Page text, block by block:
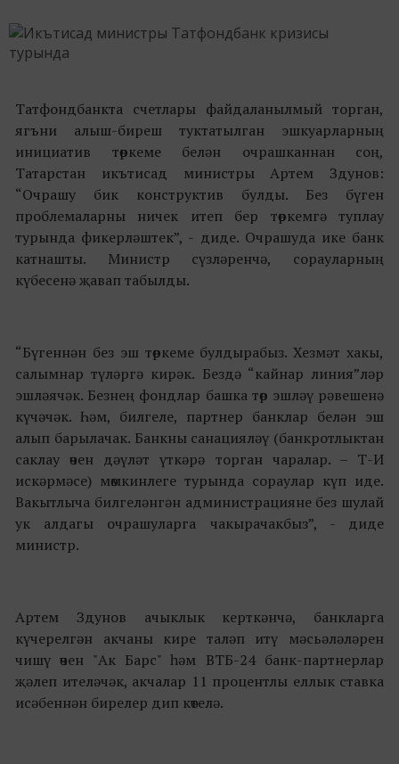
Татфондбанкта счетлары файдаланылмый торган,
ягъни алыш-биреш туктатылган эшкуарларның
инициатив төркеме белән очрашканнан соң,
Татарстан икътисад министры Артем Здунов:
“Очрашу бик конструктив булды. Без бүген
проблемаларны ничек итеп бер төркемгә туплау
турында фикерләштек”, - диде. Очрашуда ике банк
катнашты. Министр сүзләренчә, сорауларның
күбесенә җавап табылды.
“Бүгеннән без эш төркеме булдырабыз. Хезмәт хакы,
салымнар түләргә кирәк. Бездә “кайнар линия”ләр
эшләячәк. Безнең фондлар башка төр эшләү рәвешенә
күчәчәк. Һәм, билгеле, партнер банклар белән эш
алып барылачак. Банкны санацияләү (банкротлыктан
саклау өчен дәүләт үткәрә торган чаралар. – Т-И
искәрмәсе) мөмкинлеге турында сораулар күп иде.
Вакытлыча билгеләнгән администрацияне без шулай
ук алдагы очрашуларга чакырачакбыз”, - диде
министр.
Артем Здунов ачыклык керткәнчә, банкларга
күчерелгән акчаны кире таләп итү мәсьәләләрен
чишү өчен "Ак Барс" һәм ВТБ-24 банк-партнерлар
җәлеп ителәчәк, акчалар 11 процентлы еллык ставка
исәбеннән бирелер дип көтелә.